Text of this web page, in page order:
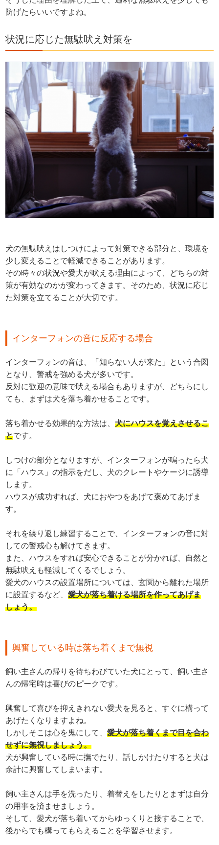
防げたらいいですよね。
状況に応じた無駄吠え対策を
犬の無駄吠えはしつけによって対策できる部分と、環境を
少し変えることで軽減できることがあります。
その時々の状況や愛犬が吠える理由によって、どちらの対
策が有効なのかが変わってきます。そのため、状況に応じ
た対策を立てることが大切です。
インターフォンの音に反応する場合
インターフォンの音は、「知らない人が来た」という合図
となり、警戒を強める犬が多いです。
反対に歓迎の意味で吠える場合もありますが、どちらにし
ても、まずは犬を落ち着かせることです。
落ち着かせる効果的な方法は、犬にハウスを覚えさせるこ
とです。
しつけの部分となりますが、インターフォンが鳴ったら犬
に「ハウス」の指示をだし、犬のクレートやケージに誘導
します。
ハウスが成功すれば、犬におやつをあげて褒めてあげま
す。
それを繰り返し練習することで、インターフォンの音に対
しての警戒心も解けてきます。
また、ハウスをすれば安心できることが分かれば、自然と
無駄吠えも軽減してくるでしょう。
愛犬のハウスの設置場所については、玄関から離れた場所
に設置するなど、愛犬が落ち着ける場所を作ってあげま
しょう。
興奮している時は落ち着くまで無視
飼い主さんの帰りを待ちわびていた犬にとって、飼い主さ
んの帰宅時は喜びのピークです。
興奮して喜びを抑えきれない愛犬を見ると、すぐに構って
あげたくなりますよね。
しかしそこは心を鬼にして、愛犬が落ち着くまで目を合わ
せずに無視しましょう。
犬が興奮している時に撫でたり、話しかけたりすると犬は
余計に興奮してしまいます。
飼い主さんは手を洗ったり、着替えをしたりとまずは自分
の用事を済ませましょう。
そして、愛犬が落ち着いてからゆっくりと接することで、
後からでも構ってもらえることを学習させます。